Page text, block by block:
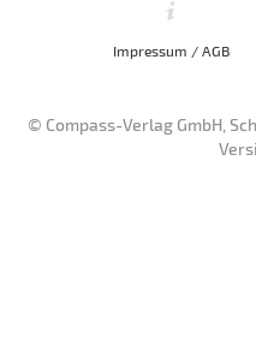
Impressum / AGB
© Compass-Verlag GmbH,